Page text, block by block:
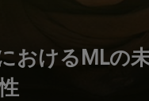
おけるMLの